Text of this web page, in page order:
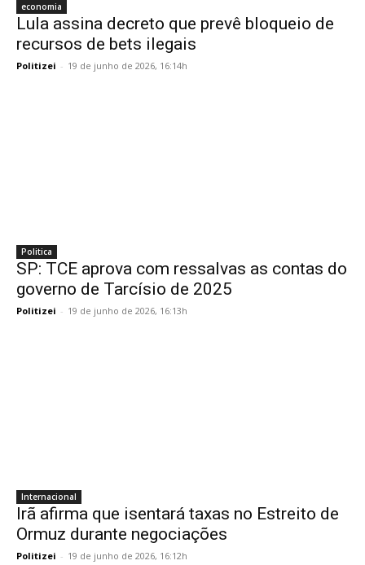
economia
Lula assina decreto que prevê bloqueio de
recursos de bets ilegais
Politizei - 19 de junho de 2026, 16:14h
Politica
SP: TCE aprova com ressalvas as contas do
governo de Tarcísio de 2025
Politizei - 19 de junho de 2026, 16:13h
Internacional
Irã afirma que isentará taxas no Estreito de
Ormuz durante negociações
Politizei - 19 de junho de 2026, 16:12h